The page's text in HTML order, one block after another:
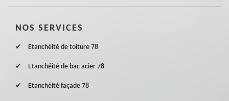
NOS SERVICES
Etanchéité de toiture 78
Etanchéité de bac acier 78
Etanchéité façade 78